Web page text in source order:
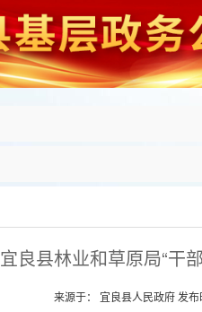
宜良县林业和草原局“干
来源于： 宜良县人民政府 发